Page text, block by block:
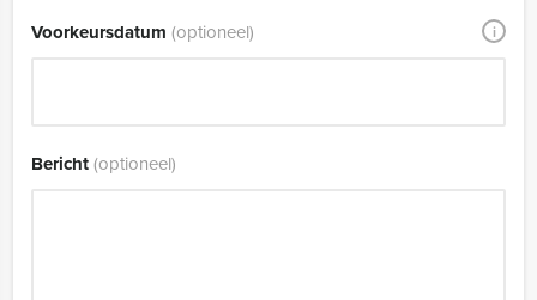
Voorkeursdatum (optioneel) i
Bericht(optioneel)